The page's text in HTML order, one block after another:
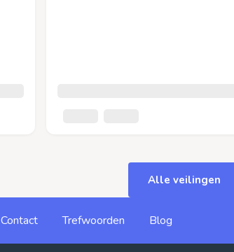
Alle veilingen
Contact Trefwoorden Blog